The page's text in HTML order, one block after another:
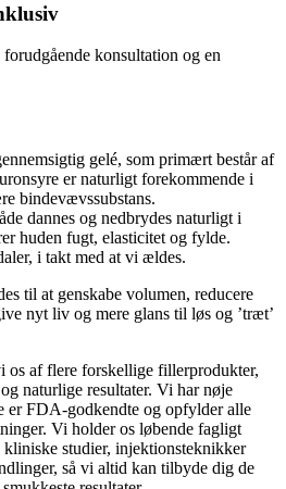
konsultation og en
gelé, som primært består af
er naturligt forekommende i
bindevævssubstans.
dannes og nedbrydes naturligt i
huden fugt, elasticitet og fylde.
i takt med at vi ældes.
til at genskabe volumen, reducere
nyt liv og mere glans til løs og ’træt’
os af flere forskellige fillerprodukter,
naturlige resultater. Vi har nøje
er FDA-godkendte og opfylder alle
Vi holder os løbende fagligt
studier, injektionsteknikker
så vi altid kan tilbyde dig de